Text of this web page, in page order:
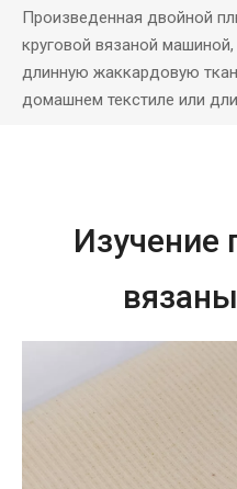
Произведенная двойной
круговой вязаной
длинную жаккардовую
домашнем текстиле или
Изучение